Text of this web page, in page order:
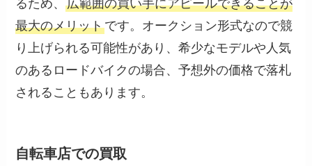
るため、広範囲の買い手にアピールできることが
最大のメリットです。オークション形式なので競
り上げられる可能性があり、希少なモデルや人気
のあるロードバイクの場合、予想外の価格で落札
されることもあります。
自転車店での買取